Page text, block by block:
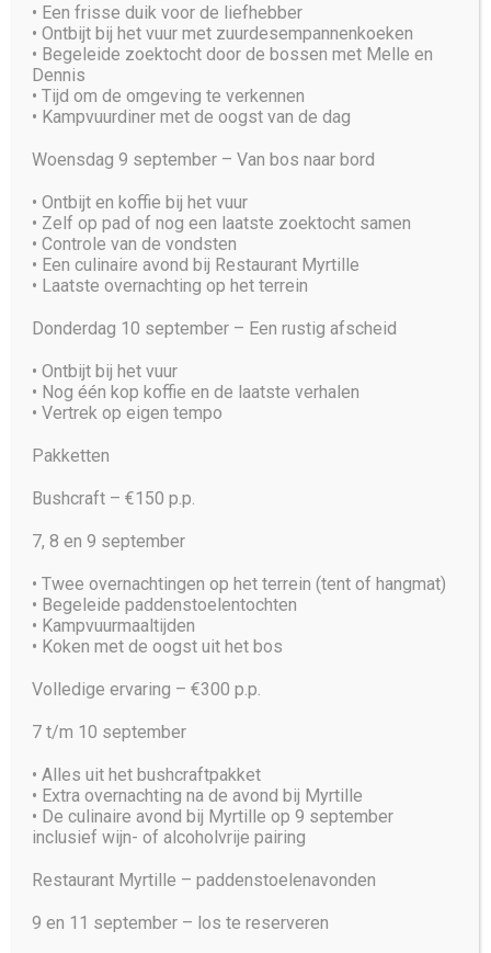
•⁠ ⁠Een frisse duik voor de liefhebber
•⁠ ⁠Ontbijt bij het vuur met zuurdesempannenkoeken
•⁠ ⁠Begeleide zoektocht door de bossen met Melle en
Dennis
•⁠ ⁠Tijd om de omgeving te verkennen
•⁠ ⁠Kampvuurdiner met de oogst van de dag
Woensdag 9 september – Van bos naar bord
•⁠ ⁠Ontbijt en koffie bij het vuur
•⁠ ⁠Zelf op pad of nog een laatste zoektocht samen
•⁠ ⁠Controle van de vondsten
•⁠ ⁠Een culinaire avond bij Restaurant Myrtille
•⁠ ⁠Laatste overnachting op het terrein
Donderdag 10 september – Een rustig afscheid
•⁠ ⁠Ontbijt bij het vuur
•⁠ ⁠Nog één kop koffie en de laatste verhalen
•⁠ ⁠Vertrek op eigen tempo
Pakketten
Bushcraft – €150 p.p.
7, 8 en 9 september
•⁠ ⁠Twee overnachtingen op het terrein (tent of hangmat)
•⁠ ⁠Begeleide paddenstoelentochten
•⁠ ⁠Kampvuurmaaltijden
•⁠ ⁠Koken met de oogst uit het bos
Volledige ervaring – €300 p.p.
7 t/m 10 september
•⁠ ⁠Alles uit het bushcraftpakket
•⁠ ⁠Extra overnachting na de avond bij Myrtille
•⁠ ⁠De culinaire avond bij Myrtille op 9 september
inclusief wijn- of alcoholvrije pairing
Restaurant Myrtille – paddenstoelenavonden
9 en 11 september – los te reserveren